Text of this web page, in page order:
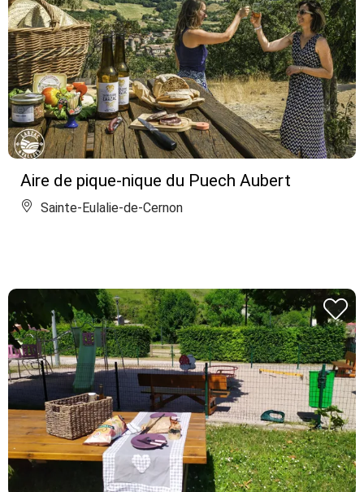
Aire de pique-nique du Puech Aubert
Sainte-Eulalie-de-Cernon